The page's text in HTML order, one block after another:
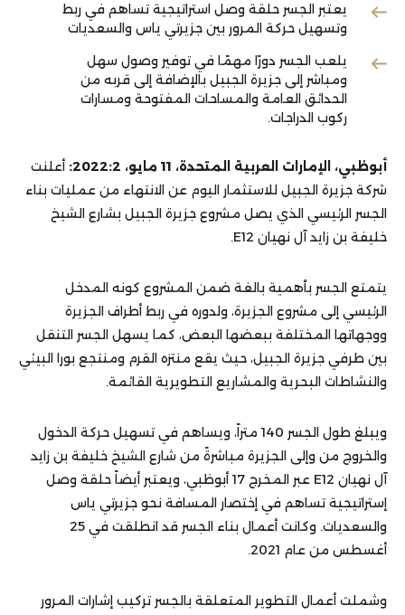
يعتبر الجسر حلقة وصل استراتيجية تساهم في ربط
وتسهيل حركة المرور بين جزيرتي ياس والسعديات
يلعب الجسر دورًا مهمًا في توفير وصول سهل
ومباشر إلى جزيرة الجبيل بالإضافة إلى قربه من
الحدائق العامة والمساحات المفتوحة ومسارات
ركوب الدراجات.
أبوظبي، الإمارات العربية المتحدة، 11 مايو، 2022:2:
أعلنت
شركة جزيرة الجبيل للاستثمار اليوم عن الانتهاء من عمليات بناء
الجسر الرئيسي الذي يصل مشروع جزيرة الجبيل بشارع الشيخ
خليفة بن زايد آل نهيان E12.
يتمتع الجسر بأهمية بالغة ضمن المشروع كونه المدخل
الرئيسي إلى مشروع الجزيرة، ولدوره في ربط أطراف الجزيرة
ووجهاتها المختلفة ببعضها البعض، كما يسهل الجسر التنقل
بين طرفي جزيرة الجبيل، حيث يقع منتزه القرم ومنتجع بورا البيئي
والنشاطات البحرية والمشاريع التطويرية القائمة.
ويبلغ طول الجسر 140 متراً، ويساهم في تسهيل حركة الدخول
والخروج من وإلى الجزيرة مباشرةً من شارع الشيخ خليفة بن زايد
آل نهيان E12 عبر المخرج 17 أبوظبي، ويعتبر أيضاً حلقة وصل
إستراتيجية تساهم في إختصار المسافة نحو جزيرتي ياس
والسعديات. وكانت أعمال بناء الجسر قد انطلقت في 25
أغسطس من عام 2021.
وشملت أعمال التطوير المتعلقة بالجسر تركيب إشارات المرور